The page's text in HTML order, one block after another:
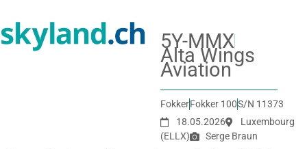
5Y-MMX
Alta Wings
Aviation
FokkerFokker 100S/N 11373
18.05.2026
Luxembourg
(ELLX)
Serge Braun